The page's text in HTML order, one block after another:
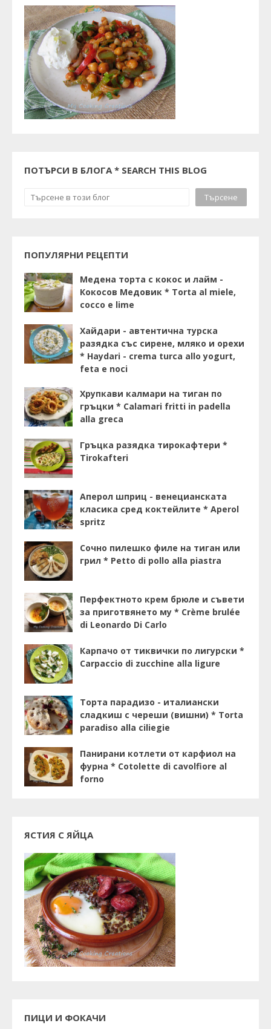
ПОТЪРСИ В БЛОГА * SEARCH THIS BLOG
ПОПУЛЯРНИ РЕЦЕПТИ
Медена торта с кокос и лайм -
Кокосов Медовик * Torta al miele,
cocco e lime
Хайдари - автентична турска
разядка със сирене, мляко и орехи
* Haydari - crema turca allo yogurt,
feta e noci
Хрупкави калмари на тиган по
гръцки * Calamari fritti in padella
alla greca
Гръцка разядка тирокафтери *
Tirokafteri
Аперол шприц - венецианската
класика сред коктейлите * Aperol
spritz
Сочно пилешко филе на тиган или
грил * Petto di pollo alla piastra
Перфектното крем брюле и съвети
за приготвянето му * Crème brulée
di Leonardo Di Carlo
Карпачо от тиквички по лигурски *
Carpaccio di zucchine alla ligure
Торта парадизо - италиански
сладкиш с череши (вишни) * Torta
paradiso alla ciliegie
Панирани котлети от карфиол на
фурна * Cotolette di cavolfiore al
forno
ЯСТИЯ С ЯЙЦА
ПИЦИ И ФОКАЧИ